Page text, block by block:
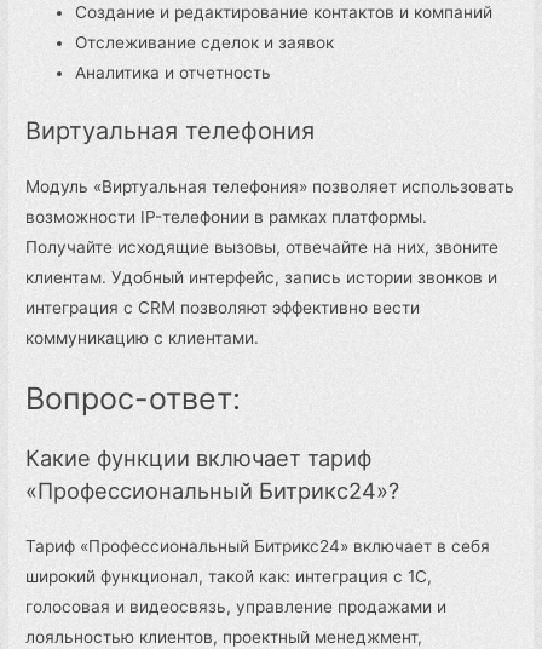
Создание и редактирование контактов и компаний
Отслеживание сделок и заявок
Аналитика и отчетность
Виртуальная телефония
Модуль «Виртуальная телефония» позволяет использовать
возможности IP-телефонии в рамках платформы.
Получайте исходящие вызовы, отвечайте на них, звоните
клиентам. Удобный интерфейс, запись истории звонков и
интеграция с CRM позволяют эффективно вести
коммуникацию с клиентами.
Вопрос-ответ:
Какие функции включает тариф
«Профессиональный Битрикс24»?
Тариф «Профессиональный Битрикс24» включает в себя
широкий функционал, такой как: интеграция с 1C,
голосовая и видеосвязь, управление продажами и
лояльностью клиентов, проектный менеджмент,